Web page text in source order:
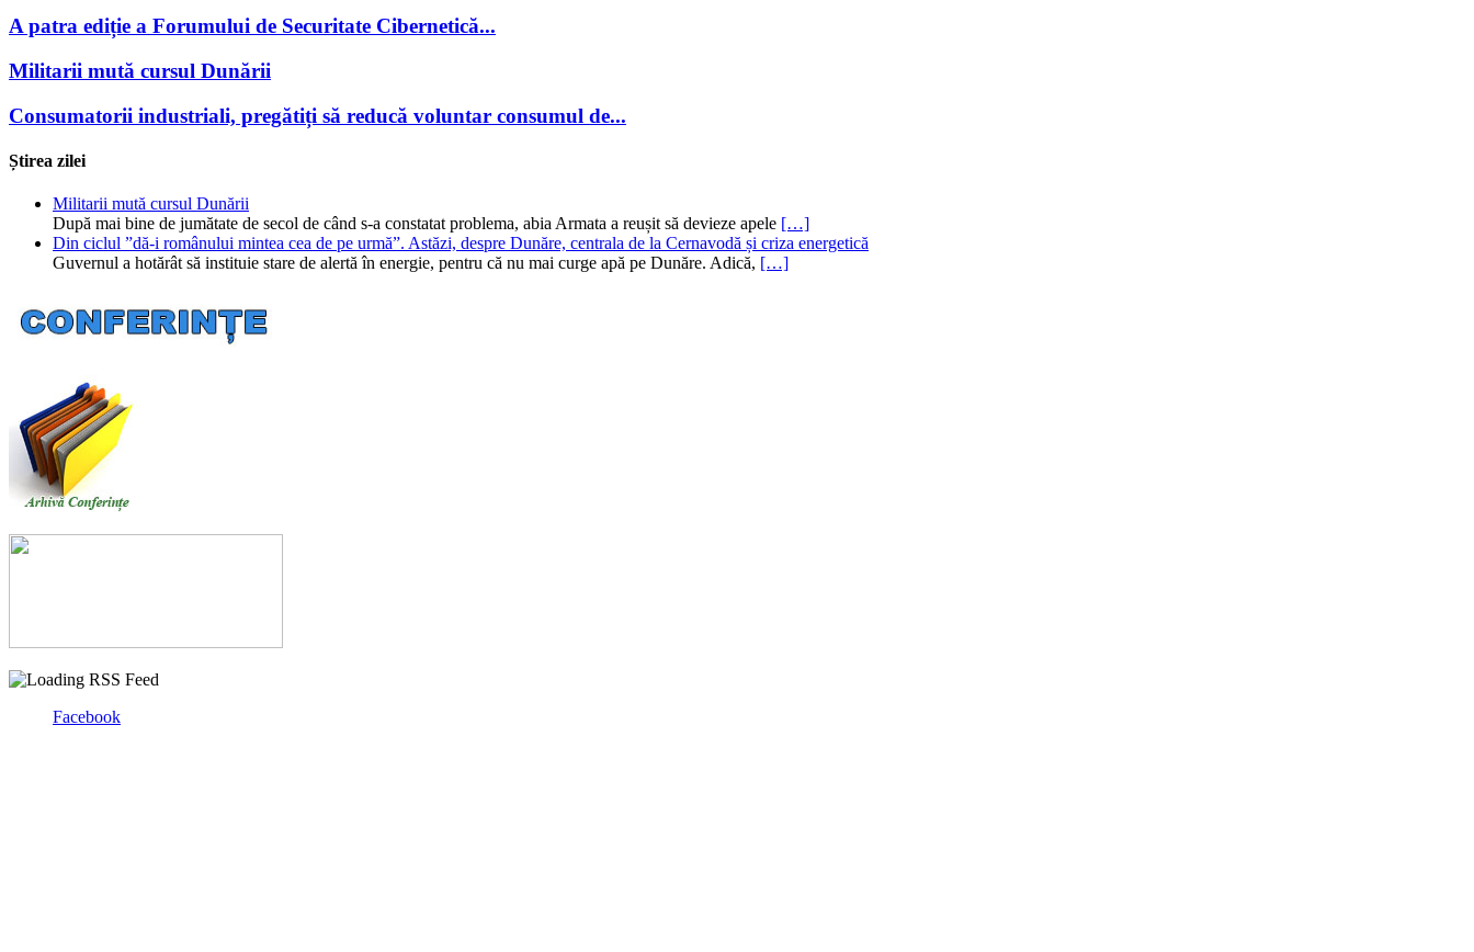
A patra ediție a Forumului de Securitate Cibernetică...
Militarii mută cursul Dunării
Consumatorii industriali, pregătiți să reducă voluntar consumul de...
Știrea zilei
Militarii mută cursul Dunării
După mai bine de jumătate de secol de când s-a constatat problema, abia Armata a reușit să devieze apele […]
Din ciclul ”dă-i românului mintea cea de pe urmă”. Astăzi, despre Dunăre, centrala de la Cernavodă și criza energetică
Guvernul a hotărât să instituie stare de alertă în energie, pentru că nu mai curge apă pe Dunăre. Adică, […]
Facebook